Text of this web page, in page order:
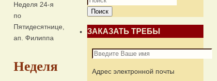
Неделя 24-я
по
Пятидесятнице,
ап. Филиппа
Неделя
Поиск
ЗАКАЗАТЬ ТРЕБЫ
Адрес электронной почты